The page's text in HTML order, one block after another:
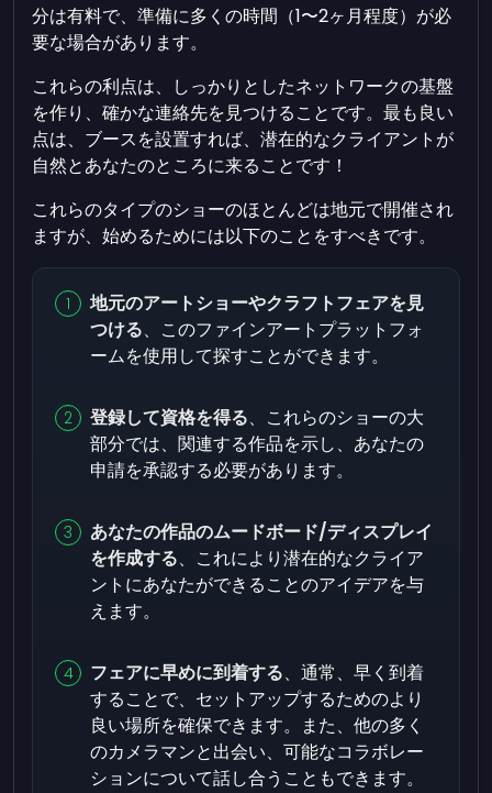
分は有料で、準備に多くの時間（1〜2ヶ月程度）が必
要な場合があります。
これらの利点は、しっかりとしたネットワークの基盤
を作り、確かな連絡先を見つけることです。最も良い
点は、ブースを設置すれば、潜在的なクライアントが
自然とあなたのところに来ることです！
これらのタイプのショーのほとんどは地元で開催され
ますが、始めるためには以下のことをすべきです。
地元のアートショーやクラフトフェアを見
つける、このファインアートプラットフォ
ームを使用して探すことができます。
登録して資格を得る、これらのショーの大
部分では、関連する作品を示し、あなたの
申請を承認する必要があります。
あなたの作品のムードボード/ディスプレイ
を作成する、これにより潜在的なクライア
ントにあなたができることのアイデアを与
えます。
フェアに早めに到着する、通常、早く到着
することで、セットアップするためのより
良い場所を確保できます。また、他の多く
のカメラマンと出会い、可能なコラボレー
ションについて話し合うこともできます。